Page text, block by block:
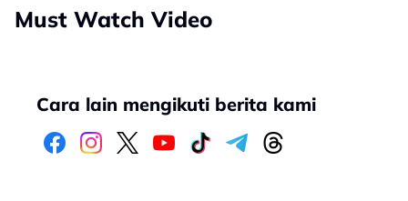
Must Watch Video
Cara lain mengikuti berita kami